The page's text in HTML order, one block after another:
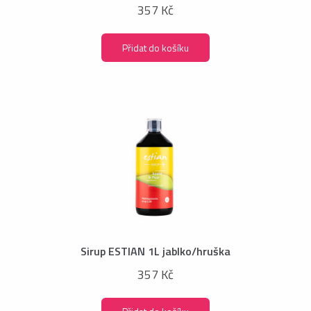
357 Kč
Přidat do košíku
Sirup ESTIAN 1L jablko/hruška
357 Kč